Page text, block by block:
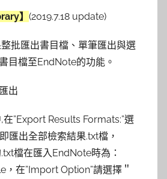
】 (2019.7.18 update)
批匯出書目檔、單筆匯出與選
目檔至EndNote的功能。
出
”Export Results Formats:”選
匯出全部檢索結果.txt檔，
檔在匯入EndNote時為：
在”Import Option”請選擇＂